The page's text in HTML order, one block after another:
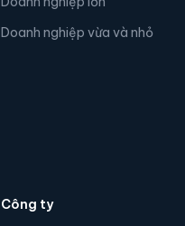
Doanh nghiệp vừa và nhỏ
Công ty